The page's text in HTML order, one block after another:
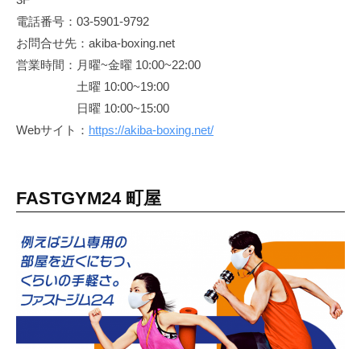
電話番号：03-5901-9792
お問合せ先：akiba-boxing.net
営業時間：月曜~金曜 10:00~22:00
土曜 10:00~19:00
日曜 10:00~15:00
Webサイト： https://akiba-boxing.net/
FASTGYM24 町屋